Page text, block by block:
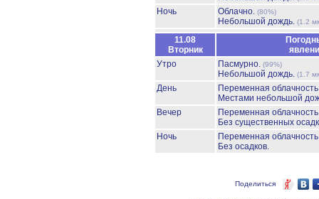
Ночь Облачно. (80%)
Небольшой дождь. (1.2
11.08
Вторник
Утро
Пасмурно. (99%)
Небольшой дождь. (1.7
День
Переменная
Местами небольшой
Вечер
Переменная
Без существенных
Ночь
Переменная
Без осадков.
Поделиться